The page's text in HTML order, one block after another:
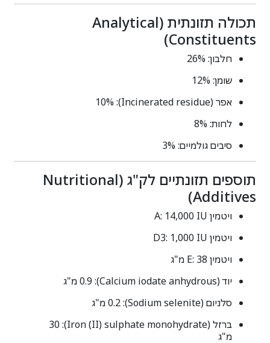
תכולה תזונתית (Analytical
Constituents)
חלבון: 26%
שומן: 12%
אפר (Incinerated residue): 10%
לחות: 8%
סיבים גולמיים: 3%
תוספים תזונתיים לק"ג (Nutritional
Additives)
ויטמין A: ‎14,000 IU
ויטמין D3: ‎1,000 IU
ויטמין E: ‎38 מ"ג
יוד (Calcium iodate anhydrous): ‎0.9 מ"ג
סלניום (Sodium selenite): ‎0.2 מ"ג
ברזל (Iron (II) sulphate monohydrate): ‎30
מ"ג